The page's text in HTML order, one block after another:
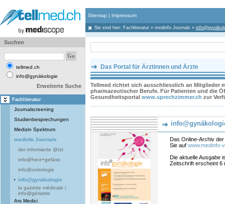
Sitemap | Impressum
Sie sind hier: Fachliteratur » medinfo Journals »
Suchen
tellmed.ch
info@gynäkologie
Erweiterte Suche
Fachliteratur
Journalscreening
Studienbesprechungen
Medizin Spektrum
medinfo Journals
der informierte @rzt
info@herz+gefäss
info@onkologie
info@gynäkologie
la gazette médicale /
info@gériatrie
Ars Medici
Das Portal für Ärztinnen und Ärzte
Tellmed richtet sich ausschliesslich an Mitglieder
pharmazeutischer Berufe. Für Patienten und die
Gesundheitsportal www.sprechzimmer.ch zur
Das Online-Archiv
Sie auf www.medinfo-
Die aktuelle Ausgabe
Zeitschrift erscheint 6